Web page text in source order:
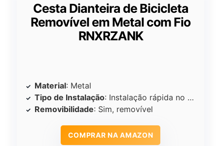
Cesta Dianteira de Bicicleta
Removível em Metal com Fio
RNXRZANK
Material: Metal
Tipo de Instalação: Instalação rápida no guidão
Removibilidade: Sim, removível
COMPRAR NA AMAZON